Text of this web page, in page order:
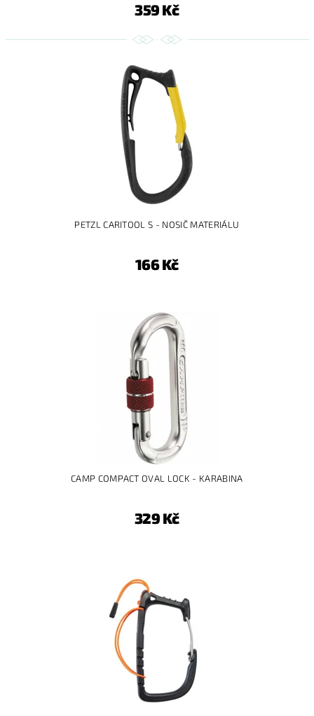
359 Kč
PETZL CARITOOL S - NOSIČ MATERIÁLU
166 Kč
CAMP COMPACT OVAL LOCK - KARABINA
329 Kč